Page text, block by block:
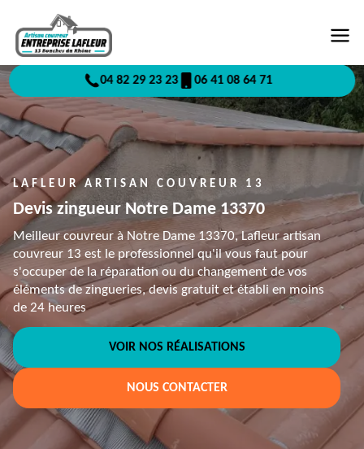
04 82 29 23 23 06 41 08 64 71
LAFLEUR ARTISAN COUVREUR 13
Devis zingueur Notre Dame 13370
Meilleur couvreur à Notre Dame 13370, Lafleur artisan
couvreur 13 est le professionnel qu'il vous faut pour
s'occuper de la réparation ou du changement de vos
éléments de zingueries, devis gratuit et établi en moins
de 24 heures
VOIR NOS RÉALISATIONS
NOUS CONTACTER